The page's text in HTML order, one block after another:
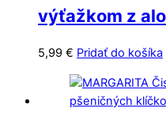
výťažkom z
5,99 € Pridať do košíka